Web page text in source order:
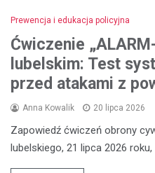
Prewencja i edukacja policyjna
Ćwiczenie
lubelskim: Test
przed atakami z
Anna Kowalik 20 lipca 2026
Zapowiedź ćwiczeń obrony
lubelskiego, 21 lipca 2026